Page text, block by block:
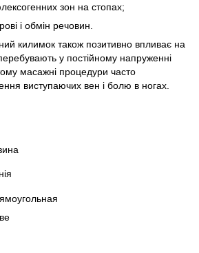
зон на стопах;
і обмін речовин.
килимок також позитивно впливає на
у постійному напруженні
масажні процедури часто
виступаючих вен і болю в ногах.